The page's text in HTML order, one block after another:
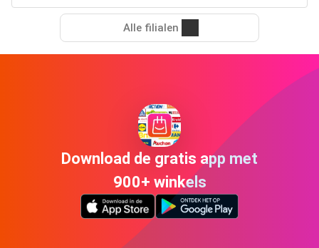
Alle filialen
Download de gratis app met
900+ winkels